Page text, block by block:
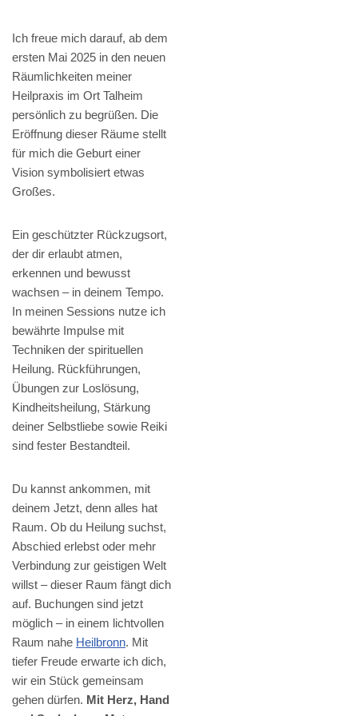
Ich freue mich darauf, ab dem
ersten Mai 2025 in den neuen
Räumlichkeiten meiner
Heilpraxis im Ort Talheim
persönlich zu begrüßen. Die
Eröffnung dieser Räume stellt
für mich die Geburt einer
Vision symbolisiert etwas
Großes.
Ein geschützter Rückzugsort,
der dir erlaubt atmen,
erkennen und bewusst
wachsen – in deinem Tempo.
In meinen Sessions nutze ich
bewährte Impulse mit
Techniken der spirituellen
Heilung. Rückführungen,
Übungen zur Loslösung,
Kindheitsheilung, Stärkung
deiner Selbstliebe sowie Reiki
sind fester Bestandteil.
Du kannst ankommen, mit
deinem Jetzt, denn alles hat
Raum. Ob du Heilung suchst,
Abschied erlebst oder mehr
Verbindung zur geistigen Welt
willst – dieser Raum fängt dich
auf. Buchungen sind jetzt
möglich – in einem lichtvollen
Raum nahe Heilbronn. Mit
tiefer Freude erwarte ich dich,
wir ein Stück gemeinsam
gehen dürfen. Mit Herz, Hand